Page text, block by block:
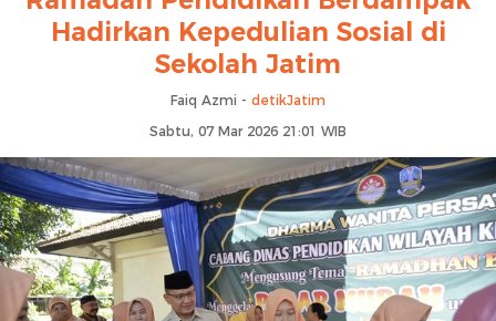
Hadirkan Kepedulian Sosial di
Sekolah Jatim
Faiq Azmi - detikJatim
Sabtu, 07 Mar 2026 21:01 WIB